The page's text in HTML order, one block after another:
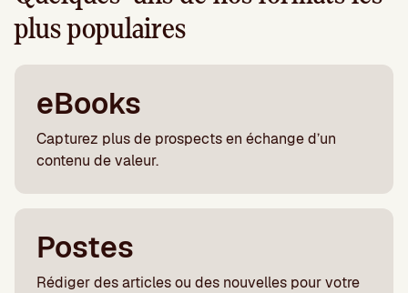
plus populaires
eBooks
Capturez plus de prospects en échange d’un
contenu de valeur.
Postes
Rédiger des articles ou des nouvelles pour votre